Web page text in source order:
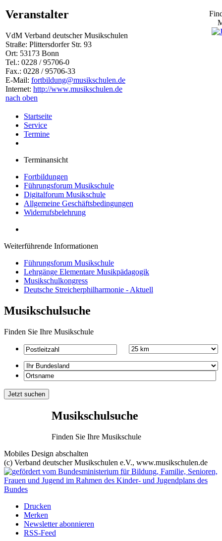
Veranstalter
VdM Verband deutscher Musikschulen
Straße: Plittersdorfer Str. 93
Ort: 53173 Bonn
Tel.: 0228 / 95706-0
Fax.: 0228 / 95706-33
E-Mail: fortbildung@musikschulen.de
Internet: http://www.musikschulen.de
nach oben
Startseite
Service
Termine
Terminansicht
Fortbildungen
Führungsforum Musikschule
Digitalforum Musikschule
Allgemeine Geschäftsbedingungen
Widerrufsbelehrung
Weiterführende Informationen
Führungsforum Musikschule
Lehrgänge Elementare Musikpädagogik
Musikschulkongress
Deutsche Streicherphilharmonie - Aktuell
Musikschulsuche
Finden Sie Ihre Musikschule
Musikschulsuche
Finden Sie Ihre Musikschule
Mobiles Design abschalten
(c) Verband deutscher Musikschulen e.V., www.musikschulen.de
Drucken
Merken
Newsletter abonnieren
RSS-Feed